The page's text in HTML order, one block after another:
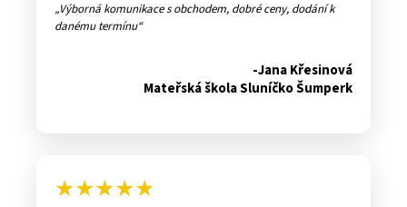
Výborná komunikace s obchodem, dobré ceny, dodání k
danému termínu
-Jana Křesinová
Mateřská škola Sluníčko Šumperk
★★★★★